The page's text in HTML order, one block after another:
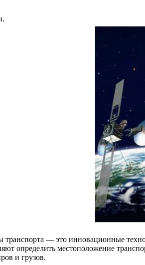
— это инновационные
определить местоположение
и грузов.